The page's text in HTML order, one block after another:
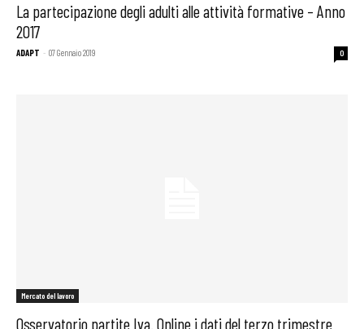
La partecipazione degli adulti alle attività formative – Anno
2017
ADAPT - 07 Gennaio 2019 0
Mercato del lavoro
Osservatorio partite Iva. Online i dati del terzo trimestre